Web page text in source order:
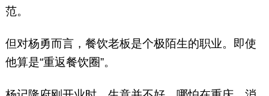
范。
但对杨勇而言，餐饮老板是个极陌生的职业。即使
他算是“重返餐饮圈”。